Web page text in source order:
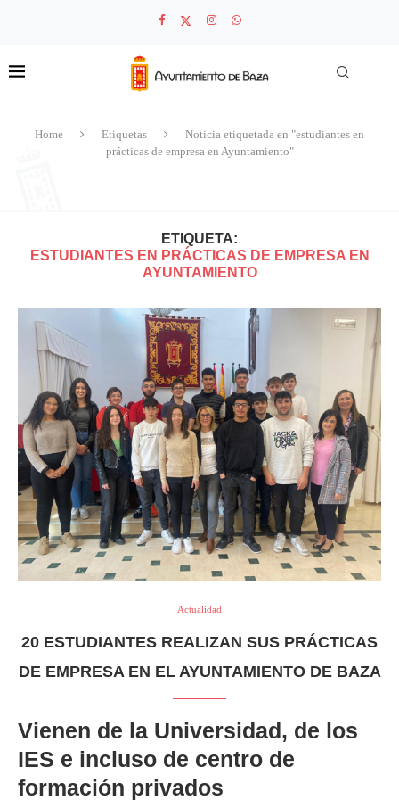
Home Etiquetas
Noticia etiquetada en "estudiantes en
prácticas de empresa en Ayuntamiento"
ETIQUETA:
ESTUDIANTES EN PRÁCTICAS DE EMPRESA EN
AYUNTAMIENTO
Actualidad
20 ESTUDIANTES REALIZAN SUS PRÁCTICAS
DE EMPRESA EN EL AYUNTAMIENTO DE BAZA
Vienen de la Universidad, de los
IES e incluso de centro de
formación privados